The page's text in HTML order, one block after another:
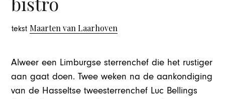
tekst Maarten van Laarhoven
Alweer een Limburgse sterrenchef die het rustiger
aan gaat doen. Twee weken na de aankondiging
van de Hasseltse tweesterrenchef Luc Bellings